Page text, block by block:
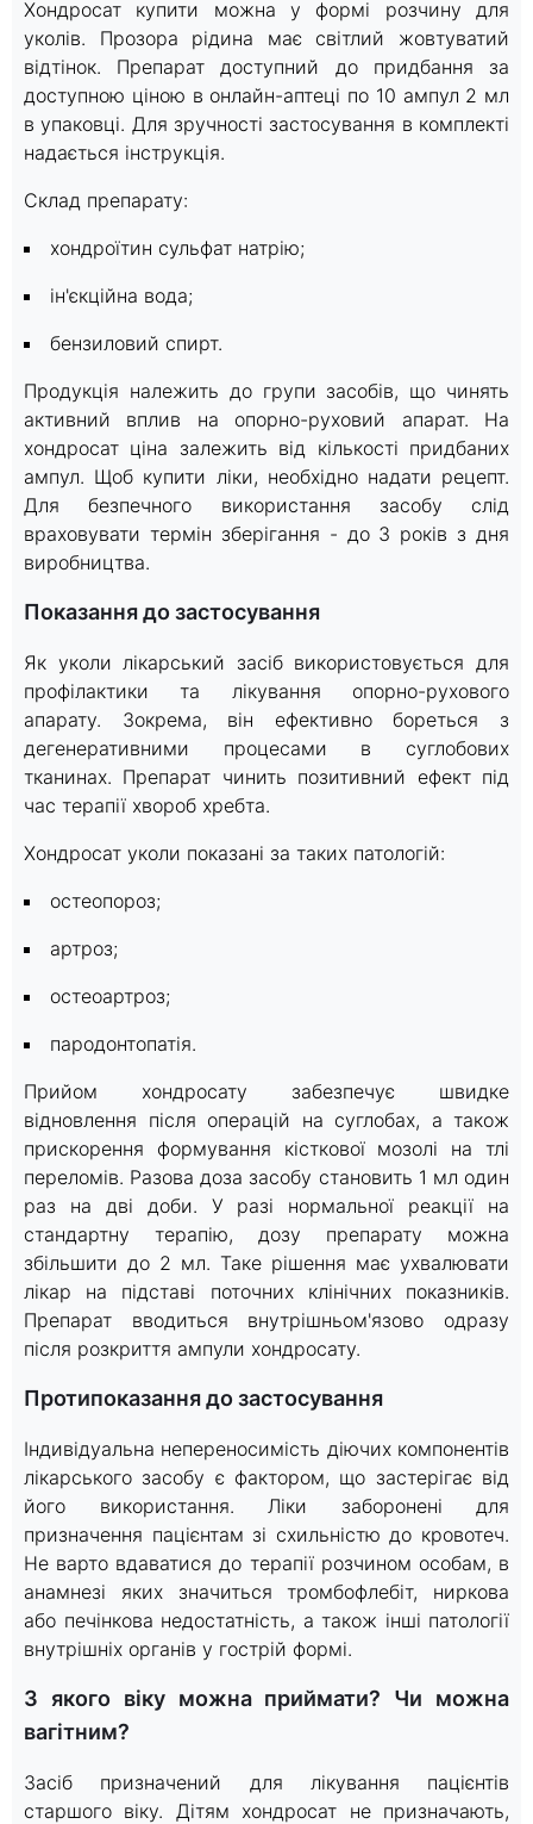
Хондросат купити можна у формі розчину для
уколів. Прозора рідина має світлий жовтуватий
відтінок. Препарат доступний до придбання за
доступною ціною в онлайн-аптеці по 10 ампул 2 мл
в упаковці. Для зручності застосування в комплекті
надається інструкція.
Склад препарату:
хондроїтин сульфат натрію;
ін'єкційна вода;
бензиловий спирт.
Продукція належить до групи засобів, що чинять
активний вплив на опорно-руховий апарат. На
хондросат ціна залежить від кількості придбаних
ампул. Щоб купити ліки, необхідно надати рецепт.
Для безпечного використання засобу слід
враховувати термін зберігання - до 3 років з дня
виробництва.
Показання до застосування
Як уколи лікарський засіб використовується для
профілактики та лікування опорно-рухового
апарату. Зокрема, він ефективно бореться з
дегенеративними процесами в суглобових
тканинах. Препарат чинить позитивний ефект під
час терапії хвороб хребта.
Хондросат уколи показані за таких патологій:
остеопороз;
артроз;
остеоартроз;
пародонтопатія.
Прийом хондросату забезпечує швидке
відновлення після операцій на суглобах, а також
прискорення формування кісткової мозолі на тлі
переломів. Разова доза засобу становить 1 мл один
раз на дві доби. У разі нормальної реакції на
стандартну терапію, дозу препарату можна
збільшити до 2 мл. Таке рішення має ухвалювати
лікар на підставі поточних клінічних показників.
Препарат вводиться внутрішньом'язово одразу
після розкриття ампули хондросату.
Протипоказання до застосування
Індивідуальна непереносимість діючих компонентів
лікарського засобу є фактором, що застерігає від
його використання. Ліки заборонені для
призначення пацієнтам зі схильністю до кровотеч.
Не варто вдаватися до терапії розчином особам, в
анамнезі яких значиться тромбофлебіт, ниркова
або печінкова недостатність, а також інші патології
внутрішніх органів у гострій формі.
З якого віку можна приймати? Чи можна
вагітним?
Засіб призначений для лікування пацієнтів
старшого віку. Дітям хондросат не призначають,